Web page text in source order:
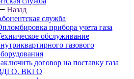
Назад
служба
прибора учета газа
обслуживание
газового
договор на поставку газа
ВКГО